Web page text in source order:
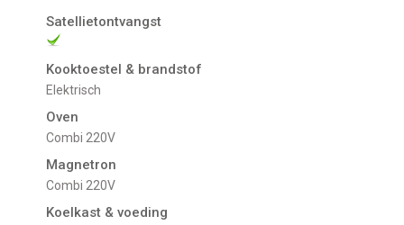
Satellietontvangst
Kooktoestel & brandstof
Elektrisch
Oven
combi 220V
Magnetron
combi 220V
Koelkast & voeding